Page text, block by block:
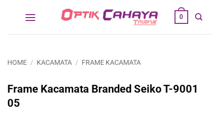
0
HOME / KACAMATA / FRAME KACAMATA
Frame Kacamata Branded Seiko T-9001
05